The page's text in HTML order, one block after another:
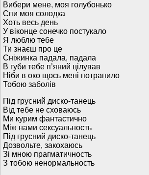
Вибери мене, моя голубонько
Спи моя солодка
Хоть весь день
У віконце сонечко постукало
Я люблю тебе
Ти знаєш про це
Сніжинка падала, падала
В губи тебе пʼяний цілував
Ніби в око щось мені потрапило
Тобою заболів
Під грусний диско-танець
Від тебе не сховаюсь
Ми курим фантастично
Між нами сексуальность
Під грусний диско-танець
Дозвольте, закохаюсь
Зі мною прагматичность
З тобою ненормальность